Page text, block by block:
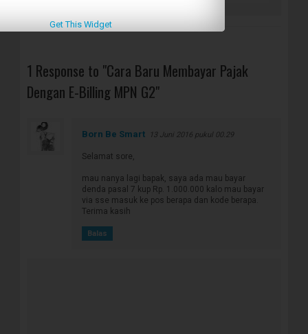
1 Response to "Cara Baru Membayar Pajak
Dengan E-Billing MPN G2"
Born Be Smart 13 Juni 2016 pukul 00.29
Selamat sore,
mau nanya lagi bapak, saya ada mau bayar
denda pasal 7 kup Rp. 1.000.000 kalo mau bayar
via sse masuk ke pos berapa dan kode berapa.
Terima kasih
Balas
Get This Widget